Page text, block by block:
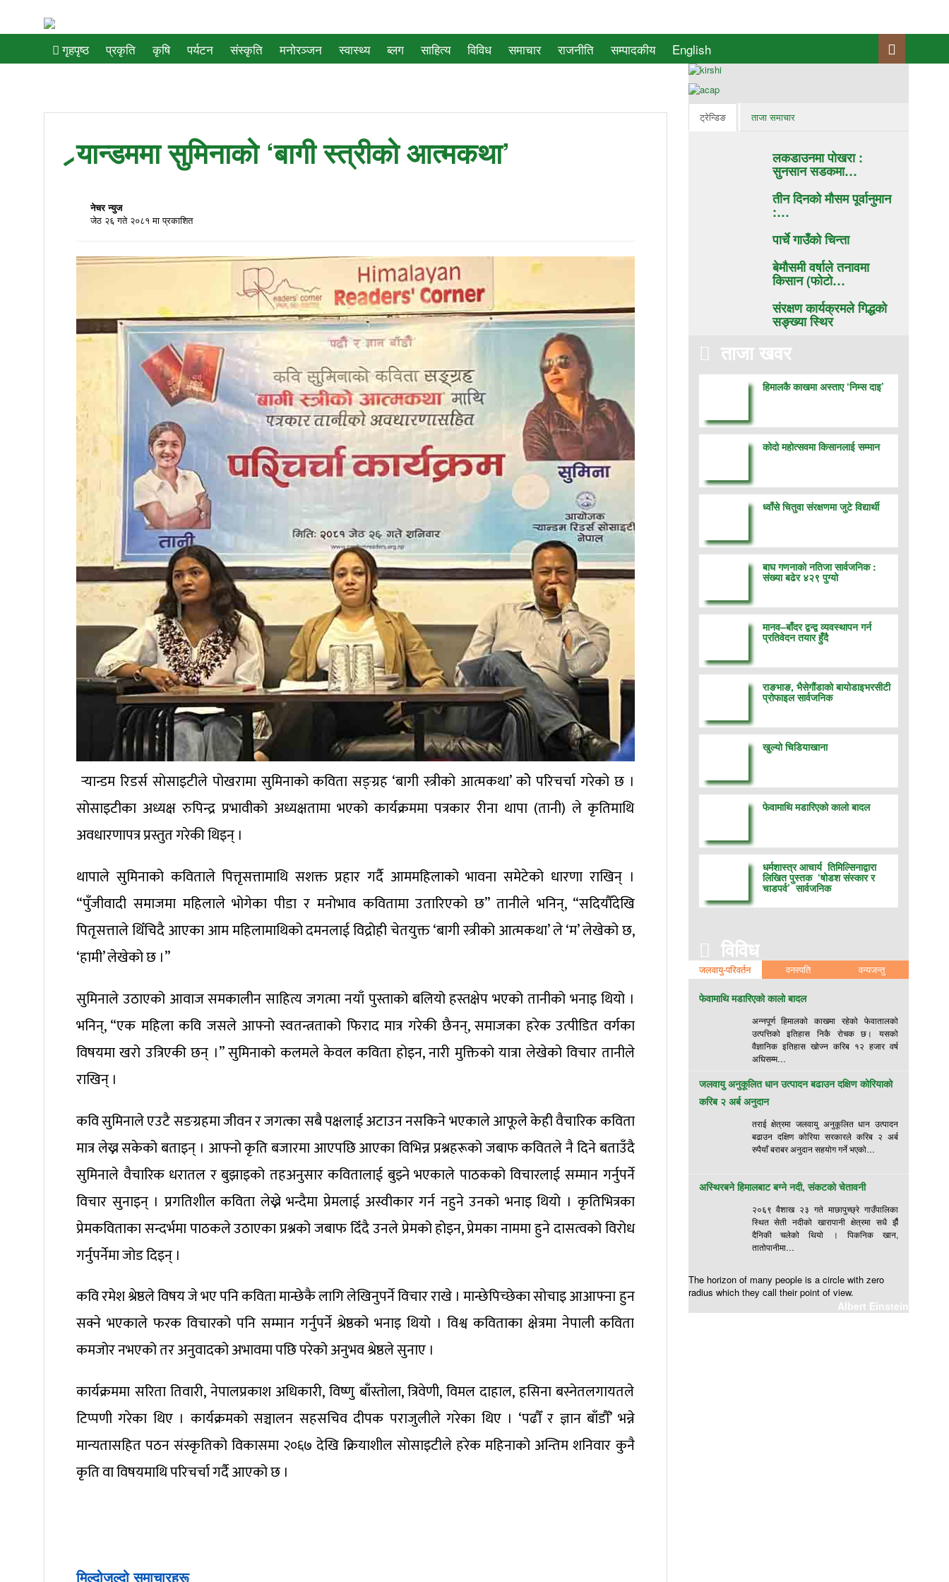
गृहपृष्ठ प्रकृति कृषि पर्यटन संस्कृति मनोरञ्जन स्वास्थ्य ब्लग साहित्य विविध समाचार राजनीति सम्पादकीय English
र्‍यान्डममा सुमिनाको ‘बागी स्त्रीको आत्मकथा’
नेचर न्युज
जेठ २६ गते २०८१ मा प्रकाशित
र्‍यान्डम रिडर्स सोसाइटीले पोखरामा सुमिनाको कविता सङ्ग्रह ‘बागी स्त्रीको आत्मकथा’ कोे परिचर्चा गरेको छ ।
सोसाइटीका अध्यक्ष रुपिन्द्र प्रभावीको अध्यक्षतामा भएको कार्यक्रममा पत्रकार रीना थापा (तानी) ले कृतिमाथि
अवधारणापत्र प्रस्तुत गरेकी थिइन् ।
थापाले सुमिनाको कविताले पित्तृसत्तामाथि सशक्त प्रहार गर्दै आममहिलाको भावना समेटेको धारणा राखिन् ।
“पुँजीवादी समाजमा महिलाले भोगेका पीडा र मनोभाव कवितामा उतारिएको छ” तानीले भनिन्, “सदियौँदेखि
पितृसत्ताले थिँचिदै आएका आम महिलामाथिको दमनलाई विद्रोही चेतयुक्त ‘बागी स्त्रीको आत्मकथा’ ले ‘म’ लेखेको छ,
‘हामी’ लेखेको छ ।”
सुमिनाले उठाएको आवाज समकालीन साहित्य जगत्मा नयाँ पुस्ताको बलियो हस्तक्षेप भएको तानीको भनाइ थियो ।
भनिन्, “एक महिला कवि जसले आफ्नो स्वतन्त्रताको फिराद मात्र गरेकी छैनन्, समाजका हरेक उत्पीडित वर्गका
विषयमा खरो उत्रिएकी छन् ।” सुमिनाको कलमले केवल कविता होइन, नारी मुक्तिको यात्रा लेखेको विचार तानीले
राखिन् ।
कवि सुमिनाले एउटै सङग्रहमा जीवन र जगत्का सबै पक्षलाई अटाउन नसकिने भएकाले आफूले केही वैचारिक कविता
मात्र लेख्न सकेको बताइन् । आफ्नो कृति बजारमा आएपछि आएका विभिन्न प्रश्नहरूको जबाफ कवितले नै दिने बताउँदै
सुमिनाले वैचारिक धरातल र बुझाइको तहअनुसार कवितालाई बुझ्ने भएकाले पाठकको विचारलाई सम्मान गर्नुपर्ने
विचार सुनाइन् । प्रगतिशील कविता लेख्ने भन्दैमा प्रेमलाई अस्वीकार गर्न नहुने उनको भनाइ थियो । कृतिभित्रका
प्रेमकविताका सन्दर्भमा पाठकले उठाएका प्रश्नको जबाफ दिँदै उनले प्रेमको होइन, प्रेमका नाममा हुने दासत्वको विरोध
गर्नुपर्नेमा जोड दिइन् ।
कवि रमेश श्रेष्ठले विषय जे भए पनि कविता मान्छेकै लागि लेखिनुपर्ने विचार राखे । मान्छेपिच्छेका सोचाइ आआफ्ना हुन
सक्ने भएकाले फरक विचारको पनि सम्मान गर्नुपर्ने श्रेष्ठको भनाइ थियो । विश्व कविताका क्षेत्रमा नेपाली कविता
कमजोर नभएको तर अनुवादको अभावमा पछि परेको अनुभव श्रेष्ठले सुनाए ।
कार्यक्रममा सरिता तिवारी, नेपालप्रकाश अधिकारी, विष्णु बाँस्तोला, त्रिवेणी, विमल दाहाल, हसिना बस्नेतलगायतले
टिप्पणी गरेका थिए । कार्यक्रमको सञ्चालन सहसचिव दीपक पराजुलीले गरेका थिए । ‘पढौँ र ज्ञान बाँडौँ’ भन्ने
मान्यतासहित पठन संस्कृतिको विकासमा २०६७ देखि क्रियाशील सोसाइटीले हरेक महिनाको अन्तिम शनिवार कुनै
कृति वा विषयमाथि परिचर्चा गर्दै आएको छ ।
मिल्दोजुल्दो समाचारहरू
ट्रेन्डिङ ताजा समाचार
लकडाउनमा पोखरा :
सुनसान सडकमा…
तीन दिनको मौसम पूर्वानुमान
:…
पार्चे गाउँको चिन्ता
बेमौसमी वर्षाले तनावमा
किसान (फाेटाे…
संरक्षण कार्यक्रमले गिद्धको
सङ्ख्या स्थिर
ताजा खवर
हिमालकै काखमा अस्ताए ‘निम्स दाइ’
कोदो महोत्सवमा किसानलाई सम्मान
ध्वाँसे चितुवा संरक्षणमा जुटे विद्यार्थी
बाघ गणनाको नतिजा सार्वजनिक :
संख्या बढेर ४२९ पुग्यो
मानव–बाँदर द्वन्द्व व्यवस्थापन गर्न
प्रतिवेदन तयार हुँदै
राङभाङ, भैसेगौंडाको बायोडाइभरसीटी
प्रोफाइल सार्वजनिक
खुल्यो चिडियाखाना
फेवामाथि मडारिएको कालो बादल
धर्मशास्त्र आचार्य तिमिल्सिनाद्वारा
लिखित पुस्तक ‘षोडश संस्कार र
चाडपर्व’ सार्वजनिक
विविध
जलवायु-परिवर्तन वनस्पति वन्यजन्तु
फेवामाथि मडारिएको कालो बादल
अन्नपूर्ण हिमालको काखमा रहेको फेवातालको
उत्पत्तिको इतिहास निकै रोचक छ। यसको
वैज्ञानिक इतिहास खोज्न करिब १२ हजार वर्ष
अघिसम्म…
जलवायु अनुकूलित धान उत्पादन बढाउन दक्षिण कोरियाको
करिब २ अर्ब अनुदान
तराई क्षेत्रमा जलवायु अनुकूलित धान उत्पादन
बढाउन दक्षिण कोरिया सरकारले करिब २ अर्ब
रुपैयाँ बराबर अनुदान सहयोग गर्ने भएको…
अस्थिरबने हिमालबाट बग्ने नदी, संकटको चेतावनी
२०६९ वैशाख २३ गते माछापुच्छ्रे गाउँपालिका
स्थित सेती नदीको खारापानी क्षेत्रमा सधै झैँ
दैनिकी चलेको थियो । पिकनिक खान,
तातोपानीमा…
The horizon of many people is a circle with zero
radius which they call their point of view.
Albert Einstein